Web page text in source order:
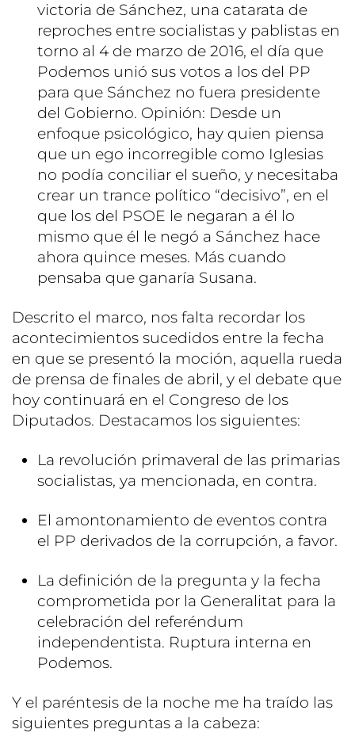
victoria de Sánchez, una catarata de
reproches entre socialistas y pablistas en
torno al 4 de marzo de 2016, el día que
Podemos unió sus votos a los del PP
para que Sánchez no fuera presidente
del Gobierno. Opinión: Desde un
enfoque psicológico, hay quien piensa
que un ego incorregible como Iglesias
no podía conciliar el sueño, y necesitaba
crear un trance político “decisivo”, en el
que los del PSOE le negaran a él lo
mismo que él le negó a Sánchez hace
ahora quince meses. Más cuando
pensaba que ganaría Susana.
Descrito el marco, nos falta recordar los
acontecimientos sucedidos entre la fecha
en que se presentó la moción, aquella rueda
de prensa de finales de abril, y el debate que
hoy continuará en el Congreso de los
Diputados. Destacamos los siguientes:
La revolución primaveral de las primarias
socialistas, ya mencionada, en contra.
El amontonamiento de eventos contra
el PP derivados de la corrupción, a favor.
La definición de la pregunta y la fecha
comprometida por la Generalitat para la
celebración del referéndum
independentista. Ruptura interna en
Podemos.
Y el paréntesis de la noche me ha traído las
siguientes preguntas a la cabeza: